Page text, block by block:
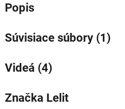
Popis
Súvisiace súbory (1)
Videá (4)
Značka Lelit